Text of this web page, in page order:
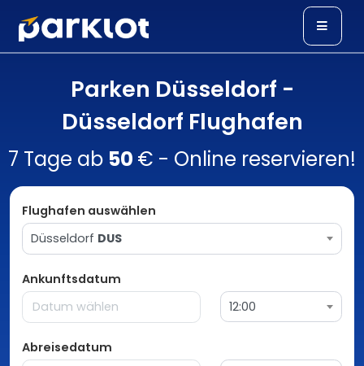
Parken Düsseldorf -
Düsseldorf Flughafen
7 Tage ab 50 € - Online reservieren!
Flughafen auswählen
Düsseldorf DUS
Ankunftsdatum
12:00
Abreisedatum